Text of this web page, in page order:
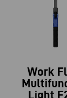
Work
Light